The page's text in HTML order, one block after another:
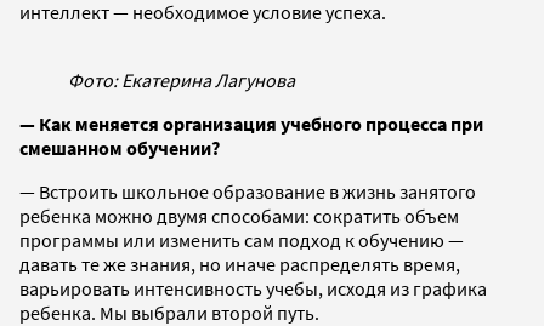
интеллект — необходимое условие успеха.
Фото: Екатерина Лагунова
— Как меняется организация учебного процесса при
смешанном обучении?
— Встроить школьное образование в жизнь занятого
ребенка можно двумя способами: сократить объем
программы или изменить сам подход к обучению —
давать те же знания, но иначе распределять время,
варьировать интенсивность учебы, исходя из графика
ребенка. Мы выбрали второй путь.